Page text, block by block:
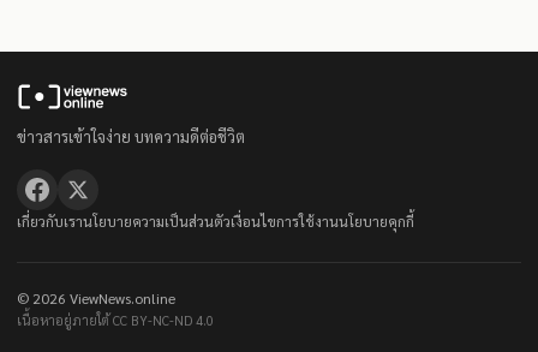
ข่าวสารเข้าใจง่าย บทความดีต่อชีวิต
เกี่ยวกับเรานโยบายความเป็นส่วนตัวเงื่อนไขการใช้งานนโยบายคุกกี้
© 2026 ViewNews.online
เนื้อหาอยู่ภายใต้ CC BY-NC-ND 4.0